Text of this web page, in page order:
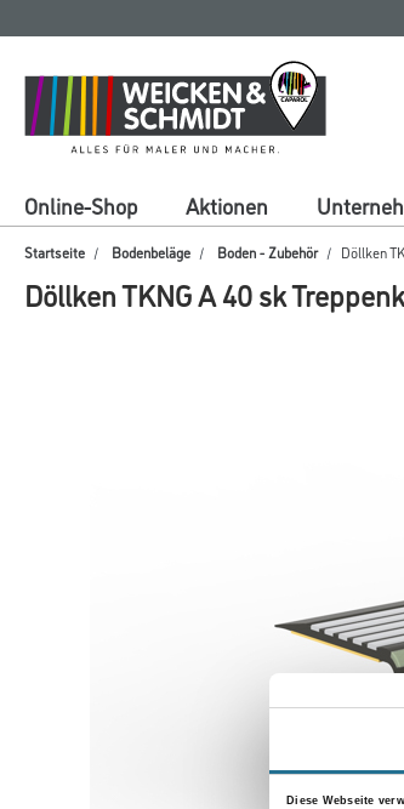
Diese Webseite
springen
springen
Online-Shop Aktionen
Startseite Bodenbeläge Boden - Zubehör Döllken
Döllken TKNG A 40 sk